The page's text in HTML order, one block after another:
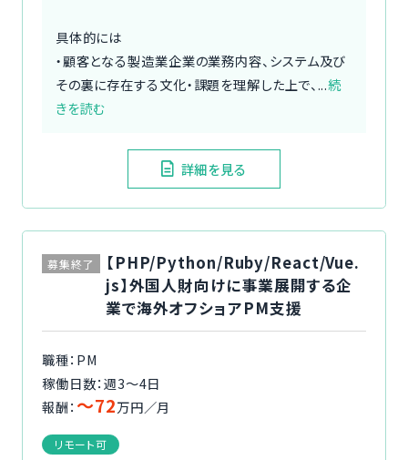
具体的には
・顧客となる製造業企業の業務内容、システム及び
その裏に存在する文化・課題を理解した上で、...続
きを読む
詳細を見る
募集終了
【PHP/Python/Ruby/React/Vue.
js】外国人財向けに事業展開する企
業で海外オフショアPM支援
職種：PM
稼働日数：週3〜4日
報酬： 〜72万円／月
リモート可